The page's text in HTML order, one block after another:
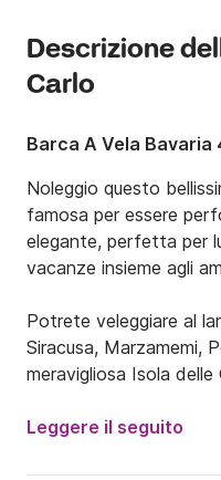
Descrizione
Carlo
Barca A Vela Bavaria
Noleggio questo
famosa per essere
elegante, perfetta per
vacanze insieme agli
Potrete veleggiare al
Siracusa, Marzamemi,
meravigliosa Isola
verso le Isole Eolie e la
Leggere il seguito